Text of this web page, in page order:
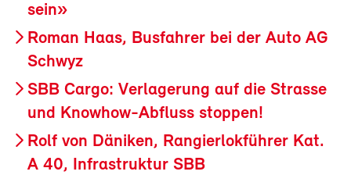
sein»
Roman Haas, Busfahrer bei der Auto AG
Schwyz
SBB Cargo: Verlagerung auf die Strasse
und Knowhow-Abfluss stoppen!
Rolf von Däniken, Rangierlokführer Kat.
A 40, Infrastruktur SBB